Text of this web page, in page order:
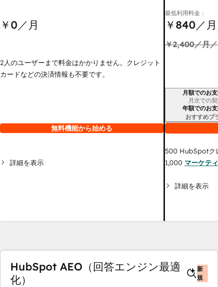
￥0／月
2人のユーザーまで料金はかかりません。クレジット
カードなどの決済情報も不要です。
無料機能から始める
詳細を表示
最低利用料金：
￥840／
￥2,400／月
請求期間月額でのお
月次での
年額でのお
おすすめプ
500 HubSpotク
1,000 マーケテ
詳細を表示
HubSpot AEO（回答エンジン最適
化）
新
規